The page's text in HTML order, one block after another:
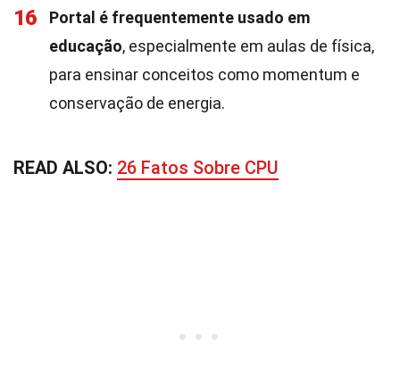
16
Portal é frequentemente usado em
educação, especialmente em aulas de física,
para ensinar conceitos como momentum e
conservação de energia.
READ ALSO: 26 Fatos Sobre CPU